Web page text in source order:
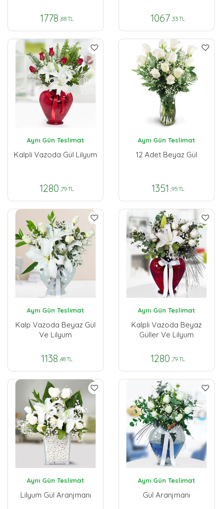
1778 ,88 TL 1067 ,33 TL
Aynı Gün Teslimat
Kalpli Vazoda Gül Lilyum
1280 ,79 TL
Aynı Gün Teslimat
12 Adet Beyaz Gül
1351 ,95 TL
Aynı Gün Teslimat
Kalp Vazoda Beyaz Gül
Ve Lilyum
1138 ,48 TL
Aynı Gün Teslimat
Kalpli Vazoda Beyaz
Güller Ve Lilyum
1280 ,79 TL
Aynı Gün Teslimat
Lilyum Gül Aranjmanı
Aynı Gün Teslimat
Gül Aranjmanı